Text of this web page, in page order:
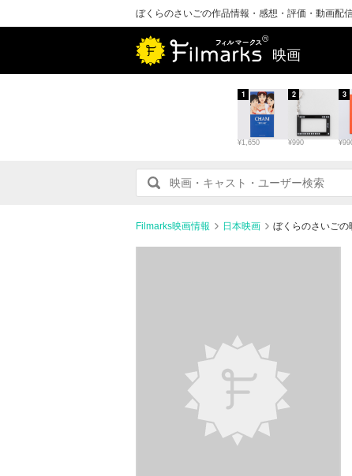
ぼくらのさいごの作品情報・感想・評価・動画配
映画
¥1,650
1
¥990
2 3
Filmarks映画情報 日本映画 ぼくらのさいご